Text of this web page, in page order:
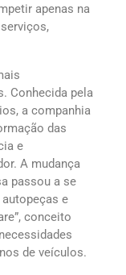
apenas na
Conhecida pela
a companhia
das
e
A mudança
passou a se
e
conceito
de veículos.